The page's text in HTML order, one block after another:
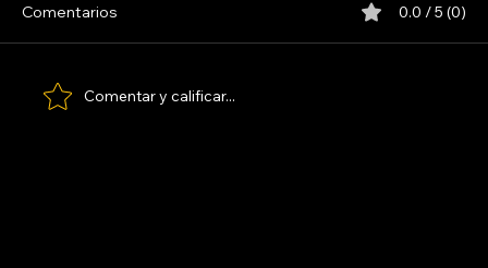
ASTOR PIAZZOLA. ENTREVISTA
Comentarios 0.0 / 5 (0)
Comentar y calificar...